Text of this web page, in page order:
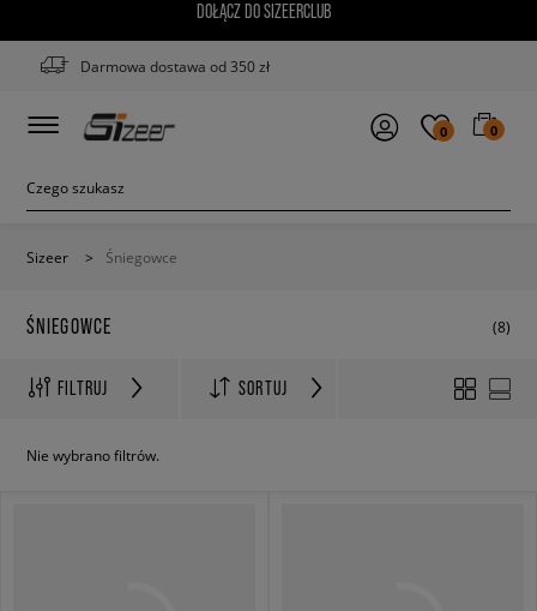
DOŁĄCZ DO SIZEERCLUB
Darmowa dostawa od 350 zł
0 0
Sizeer > Śniegowce
ŚNIEGOWCE (8)
FILTRUJ SORTUJ
Nie wybrano filtrów.